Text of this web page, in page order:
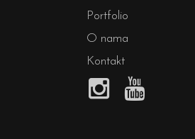
Portfolio
O nama
Kontakt